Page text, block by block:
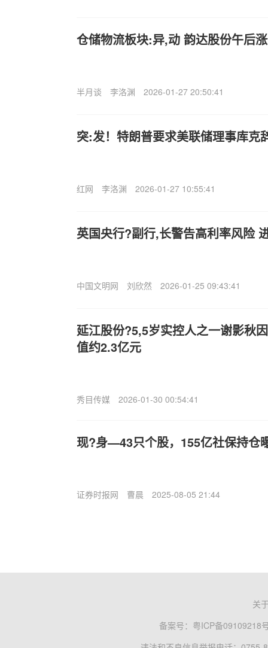
仓储物流板块:异,动 韵达股份午后
半月谈 李洛渊 2026-01-27 20:50:41
突:发！特朗普要求美联储理事库克
红网 李洛渊 2026-01-27 10:55:41
英国央行?副行,长警告高利率风险
中国文明网 刘欣然 2026-01-25 09:43:41
延江股份?5,5岁实控人之一谢影秋
值约2.3亿元
秀目传媒 2026-01-30 00:54:41
现?身—43只个股，155亿社保持仓
证券时报网 曹晨 2025-08-05 21:44
关
备案号： 粤ICP备09109218